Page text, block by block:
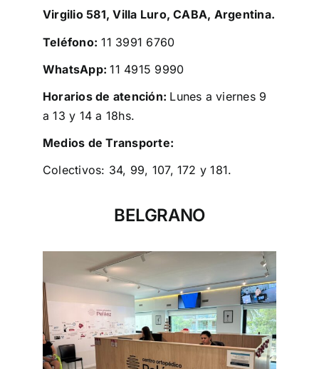
Virgilio 581, Villa Luro, CABA, Argentina.
Teléfono: 11 3991 6760
WhatsApp:11 4915 9990
Horarios de atención: Lunes a viernes 9
a 13 y 14 a 18hs.
Medios de Transporte:
Colectivos: 34, 99, 107, 172 y 181.
BELGRANO